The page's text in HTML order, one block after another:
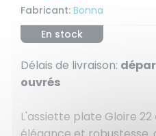
Fabricant: Bonna
En stock
Délais de livraison:
ouvrés
L'assiette plate Gloire 22